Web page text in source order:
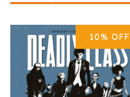
10% OFF